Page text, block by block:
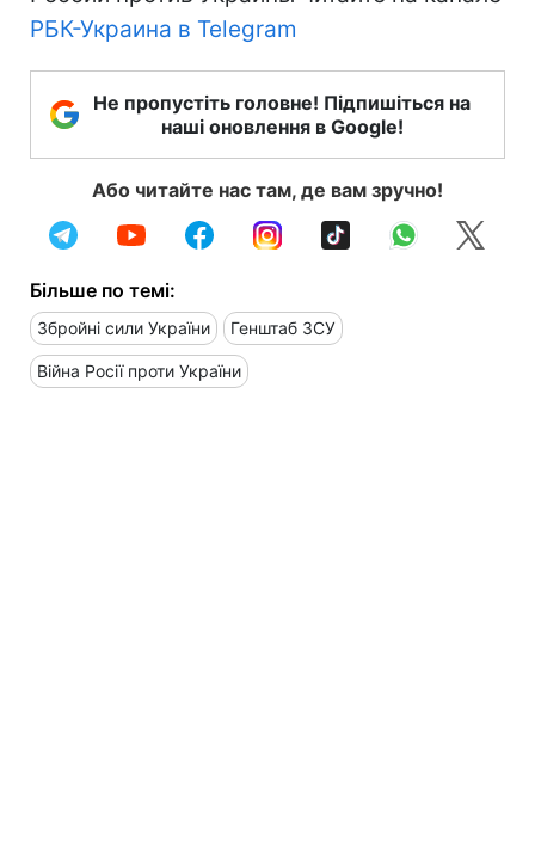
РБК-Украина в Telegram
Не пропустіть головне! Підпишіться на
наші оновлення в Google!
Або читайте нас там, де вам зручно!
Більше по темі:
Збройні сили України Генштаб ЗСУ
Війна Росії проти України